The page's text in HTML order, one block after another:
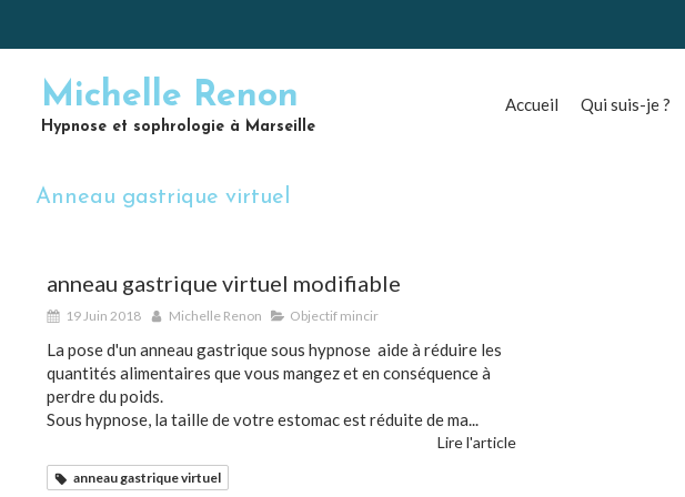
Accueil Qui suis-je ?
Michelle Renon
Hypnose et sophrologie à Marseille
Anneau gastrique virtuel
anneau gastrique virtuel modifiable
19 Juin 2018 Michelle Renon Objectif mincir
La pose d'un anneau gastrique sous hypnose aide à réduire les
quantités alimentaires que vous mangez et en conséquence à
perdre du poids.
Sous hypnose, la taille de votre estomac est réduite de ma...
Lire l'article
anneau gastrique virtuel